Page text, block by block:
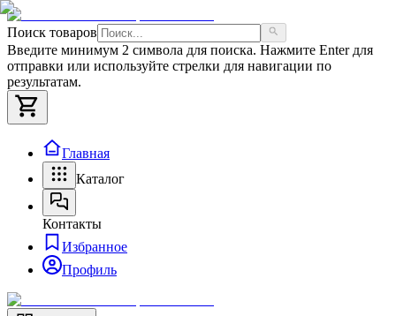
Поиск товаров
Введите минимум 2 символа для поиска. Нажмите Enter для
отправки или используйте стрелки для навигации по
результатам.
Главная
Каталог
Контакты
Избранное
Профиль